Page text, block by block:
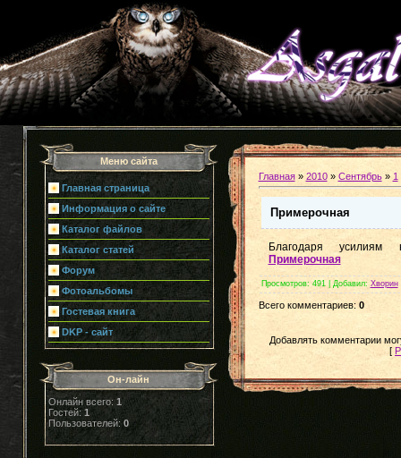
Меню сайта
Главная страница
Информация о сайте
Каталог файлов
Каталог статей
Форум
Фотоальбомы
Гостевая книга
DKP - сайт
Он-лайн
Онлайн всего:1
Гостей: 1
Пользователей: 0
Главная» 2010 » Сентябрь » 1
Примерочная
Благодаря усилиям
Примерочная
Просмотров: 491 | Добавил: Хворин
Всего комментариев: 0
Добавлять комментарии
[